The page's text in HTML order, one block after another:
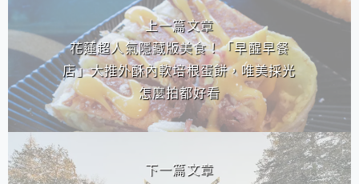
上一篇文章
花蓮超人氣隱藏版美食！「早醒早餐
店」大推外酥內軟培根蛋餅，唯美採光
怎麼拍都好看
下一篇文章